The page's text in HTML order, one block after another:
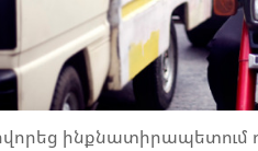
ինքնատիրապետում